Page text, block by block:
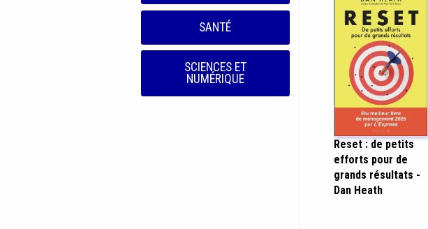
SANTÉ
SCIENCES ET
NUMÉRIQUE
Reset : de petits
efforts pour de
grands résultats -
Dan Heath